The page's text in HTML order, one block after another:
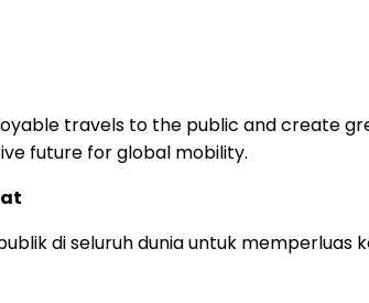
travels to the public and create
future for global mobility.
di seluruh dunia untuk